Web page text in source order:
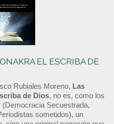
EL ESCRIBA DE
Rubiales Moreno, Las
de Dios, no es, como los
Secuestrada,
sometidos), un